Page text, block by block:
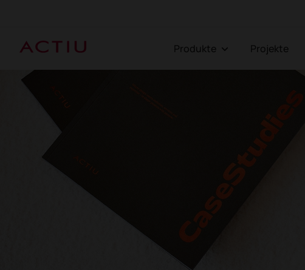
Produkte Projekte